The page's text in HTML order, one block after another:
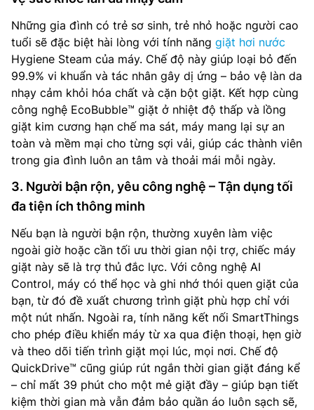
Những gia đình có trẻ sơ sinh, trẻ nhỏ hoặc người cao
tuổi sẽ đặc biệt hài lòng với tính năng giặt hơi nước
Hygiene Steam của máy. Chế độ này giúp loại bỏ đến
99.9% vi khuẩn và tác nhân gây dị ứng – bảo vệ làn da
nhạy cảm khỏi hóa chất và cặn bột giặt. Kết hợp cùng
công nghệ EcoBubble™ giặt ở nhiệt độ thấp và lồng
giặt kim cương hạn chế ma sát, máy mang lại sự an
toàn và mềm mại cho từng sợi vải, giúp các thành viên
trong gia đình luôn an tâm và thoải mái mỗi ngày.
3. Người bận rộn, yêu công nghệ – Tận dụng tối
đa tiện ích thông minh
Nếu bạn là người bận rộn, thường xuyên làm việc
ngoài giờ hoặc cần tối ưu thời gian nội trợ, chiếc máy
giặt này sẽ là trợ thủ đắc lực. Với công nghệ AI
Control, máy có thể học và ghi nhớ thói quen giặt của
bạn, từ đó đề xuất chương trình giặt phù hợp chỉ với
một nút nhấn. Ngoài ra, tính năng kết nối SmartThings
cho phép điều khiển máy từ xa qua điện thoại, hẹn giờ
và theo dõi tiến trình giặt mọi lúc, mọi nơi. Chế độ
QuickDrive™ cũng giúp rút ngắn thời gian giặt đáng kể
– chỉ mất 39 phút cho một mẻ giặt đầy – giúp bạn tiết
kiệm thời gian mà vẫn đảm bảo quần áo luôn sạch sẽ,